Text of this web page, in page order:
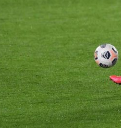
Boca
diferencia
El
Simonet
Lista de la
2026
Lista de la
FIH 2026